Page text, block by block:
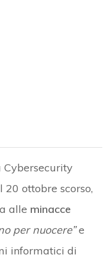
ottobre scorso,
alle minacce
per nuocere”e
informatici di